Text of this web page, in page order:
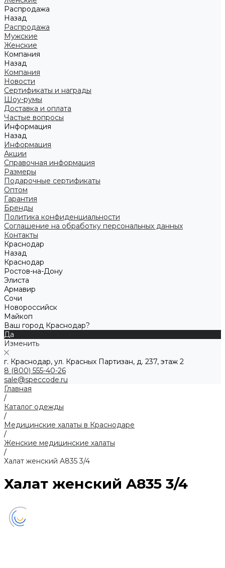
Распродажа
Назад
Распродажа
Мужские
Женские
Компания
Назад
Компания
Новости
Сертификаты и награды
Шоу-румы
Доставка и оплата
Частые вопросы
Информация
Назад
Информация
Акции
Справочная информация
Размеры
Подарочные сертификаты
Оптом
Гарантия
Бренды
Политика конфиденциальности
Соглашение на обработку персональных данных
Контакты
Краснодар
Назад
Краснодар
Ростов-на-Дону
Элиста
Армавир
Сочи
Новороссийск
Майкоп
Ваш город Краснодар?
Да
Изменить
г. Краснодар, ул. Красных Партизан, д. 237, этаж 2
8 (800) 555-40-26
sale@speccode.ru
Главная
/
Каталог одежды
/
Медицинские халаты в Краснодаре
/
Женские медицинские халаты
/
Халат женский A835 3/4
Халат женский A835 3/4